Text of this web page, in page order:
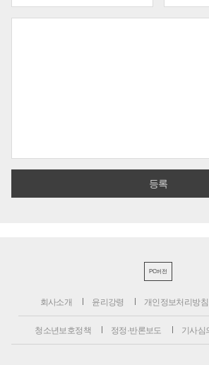
PC버전
회사소개 윤리강령 개인정보처리방침
청소년보호정책 정정·반론보도 기사심